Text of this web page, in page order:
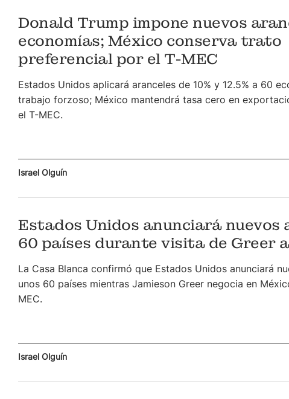
Donald Trump impone nuevos
economías; México conserva trato
preferencial por el T-MEC
Estados Unidos aplicará aranceles de 10% y 12.5% a 60
trabajo forzoso; México mantendrá tasa cero en
el T-MEC.
Israel Olguín
Estados Unidos anunciará nuevos
60 países durante visita de Greer
La Casa Blanca confirmó que Estados Unidos anunciará
unos 60 países mientras Jamieson Greer negocia en
MEC.
Israel Olguín